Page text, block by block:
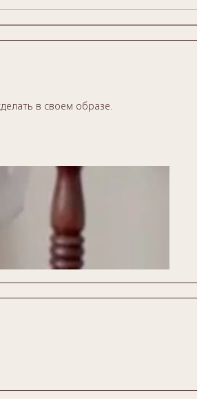
в своем образе.